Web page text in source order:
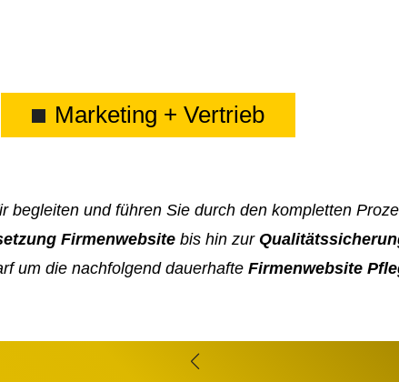
Marketing + Vertrieb
begleiten und führen Sie durch den kompletten
Firmenwebsite bis hin zur
um die nachfolgend dauerhafte Firmenwebsite